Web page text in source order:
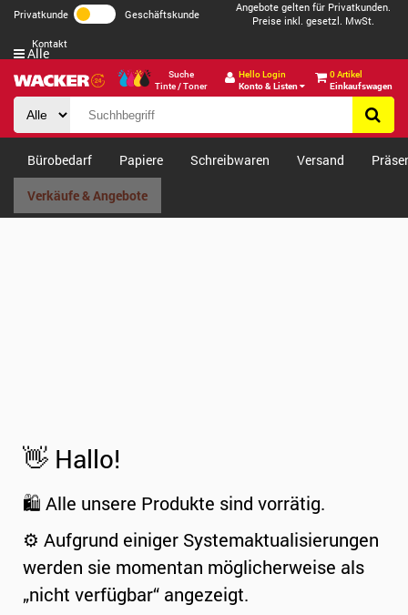
Privatkunde Geschäftskunde
Angebote gelten für Privatkunden.
Preise inkl. gesetzl. MwSt.
Kontakt
Suche
Tinte / Toner
Hello Login
Konto & Listen
0 Artikel
Einkaufswagen
Alle
Bürobedarf Papiere Schreibwaren Versand
Verkäufe & Angebote
👋 Hallo!
🛍️ Alle unsere Produkte sind vorrätig.
⚙️ Aufgrund einiger Systemaktualisierungen
werden sie momentan möglicherweise als
„nicht verfügbar“ angezeigt.